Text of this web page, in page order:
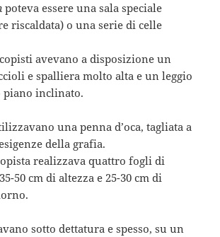
poteva essere una sala speciale
riscaldata) o una serie di celle
avevano a disposizione un
e spalliera molto alta e un leggio
piano inclinato.
una penna d’oca, tagliata a
della grafia.
realizzava quattro fogli di
50 cm di altezza e 25-30 cm di
sotto dettatura e spesso, su un